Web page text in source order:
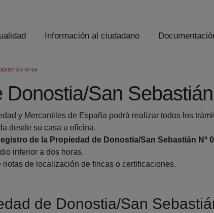
Información al ciudadano
Nº 04
San
y Mercantiles de España podrá realizar todos los
desde su casa u oficina.
de la Propiedad de Donostia/San Sebastián Nº
inferior a dos horas.
de localización de fincas o certificaciones.
de Donostia/San